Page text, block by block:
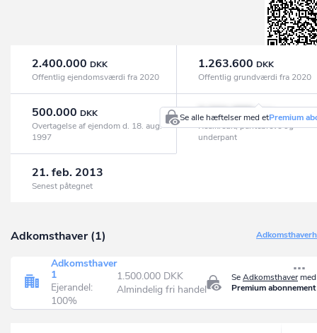
2.400.000 DKK
Offentlig ejendomsværdi fra 2020
1.263.600 DKK
Offentlig grundværdi fra 2020
500.000 DKK
Overtagelse af ejendom d. 18. aug.
1997
2.221.000 DKK
Se alle hæftelser med etPremium
Realkredit, pantebreve og
underpant
21. feb. 2013
Senest påtegnet
Adkomsthaver (1)
SeAdkomsthaver
Premium abonnement
Adkomsthaver
1
Ejerandel:
100%
1.500.000 DKK
Almindelig fri handel